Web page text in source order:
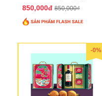
850,000đ 850,000₫
-0%